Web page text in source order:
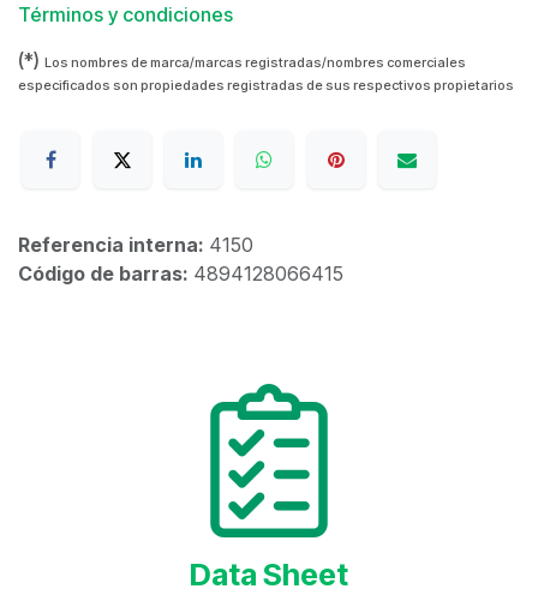
Términos y condiciones
(*) Los nombres de marca/marcas registradas/nombres comerciales
especificados son propiedades registradas de sus respectivos propietarios
Referencia interna: 4150
Código de barras: 4894128066415
Data Sheet